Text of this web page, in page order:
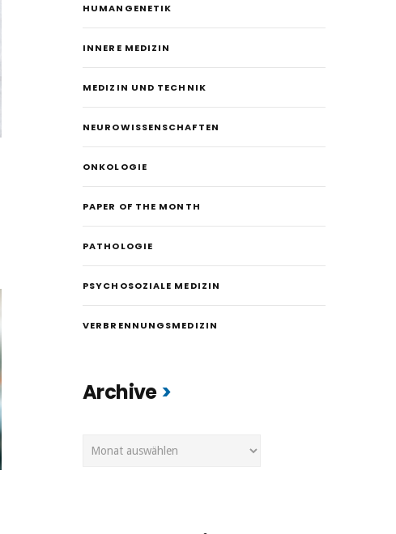
HUMANGENETIK
INNERE MEDIZIN
MEDIZIN UND TECHNIK
NEUROWISSENSCHAFTEN
ONKOLOGIE
PAPER OF THE MONTH
PATHOLOGIE
PSYCHOSOZIALE MEDIZIN
VERBRENNUNGSMEDIZIN
Archive